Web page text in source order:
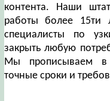
контента. Наши
работы более 15ти
специалисты по
закрыть любую
Мы прописываем в
точные сроки и